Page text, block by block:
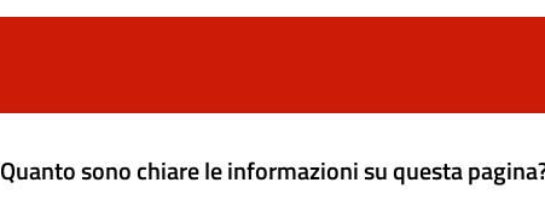
Quanto sono chiare le informazioni su questa